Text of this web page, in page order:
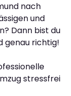
nach
und
Dann bist du
genau richtig!
stressfrei